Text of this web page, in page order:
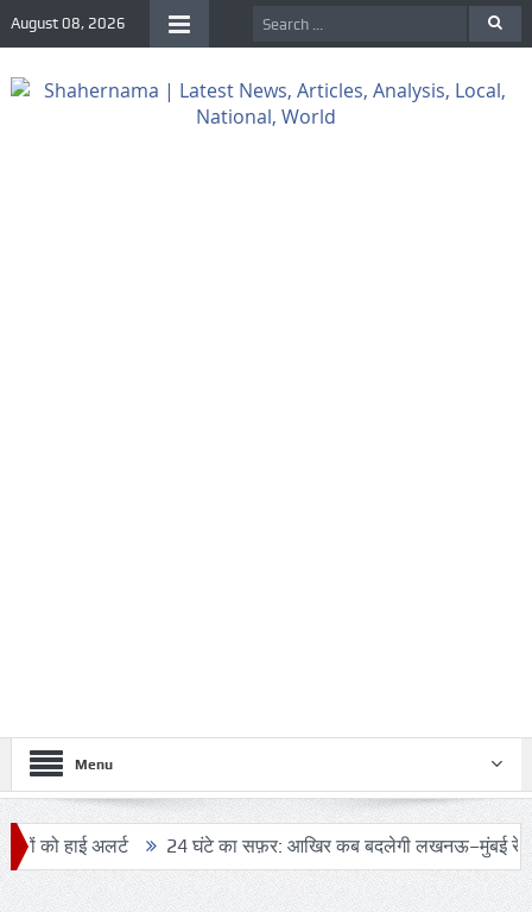
August 08, 2026
Menu
अलर्ट
24 घंटे का सफ़र: आखिर कब बदलेगी लखनऊ–मुंबई रेल यात्रा